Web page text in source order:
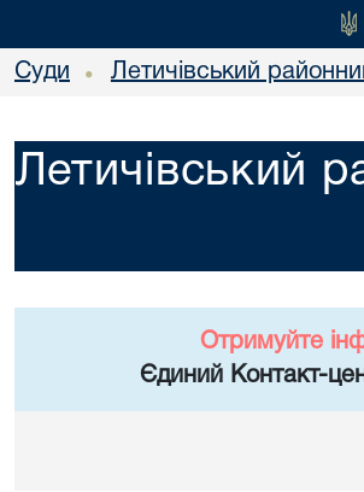
Суди • Летичівський
Летичівський
Отримуйте
Єдиний Контакт-